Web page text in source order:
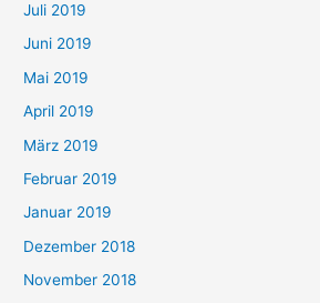
Juli 2019
Juni 2019
Mai 2019
April 2019
März 2019
Februar 2019
Januar 2019
Dezember 2018
November 2018